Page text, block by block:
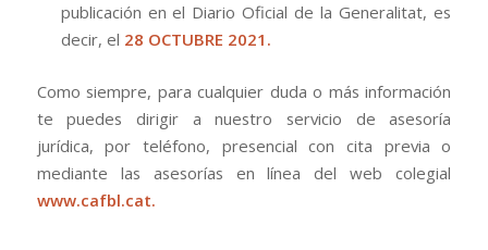
publicación en el Diario Oficial de la Generalitat, es
decir, el 28 OCTUBRE 2021.
Como siempre, para cualquier duda o más información
te puedes dirigir a nuestro servicio de asesoría
jurídica, por teléfono, presencial con cita previa o
mediante las asesorías en línea del web colegial
www.cafbl.cat.